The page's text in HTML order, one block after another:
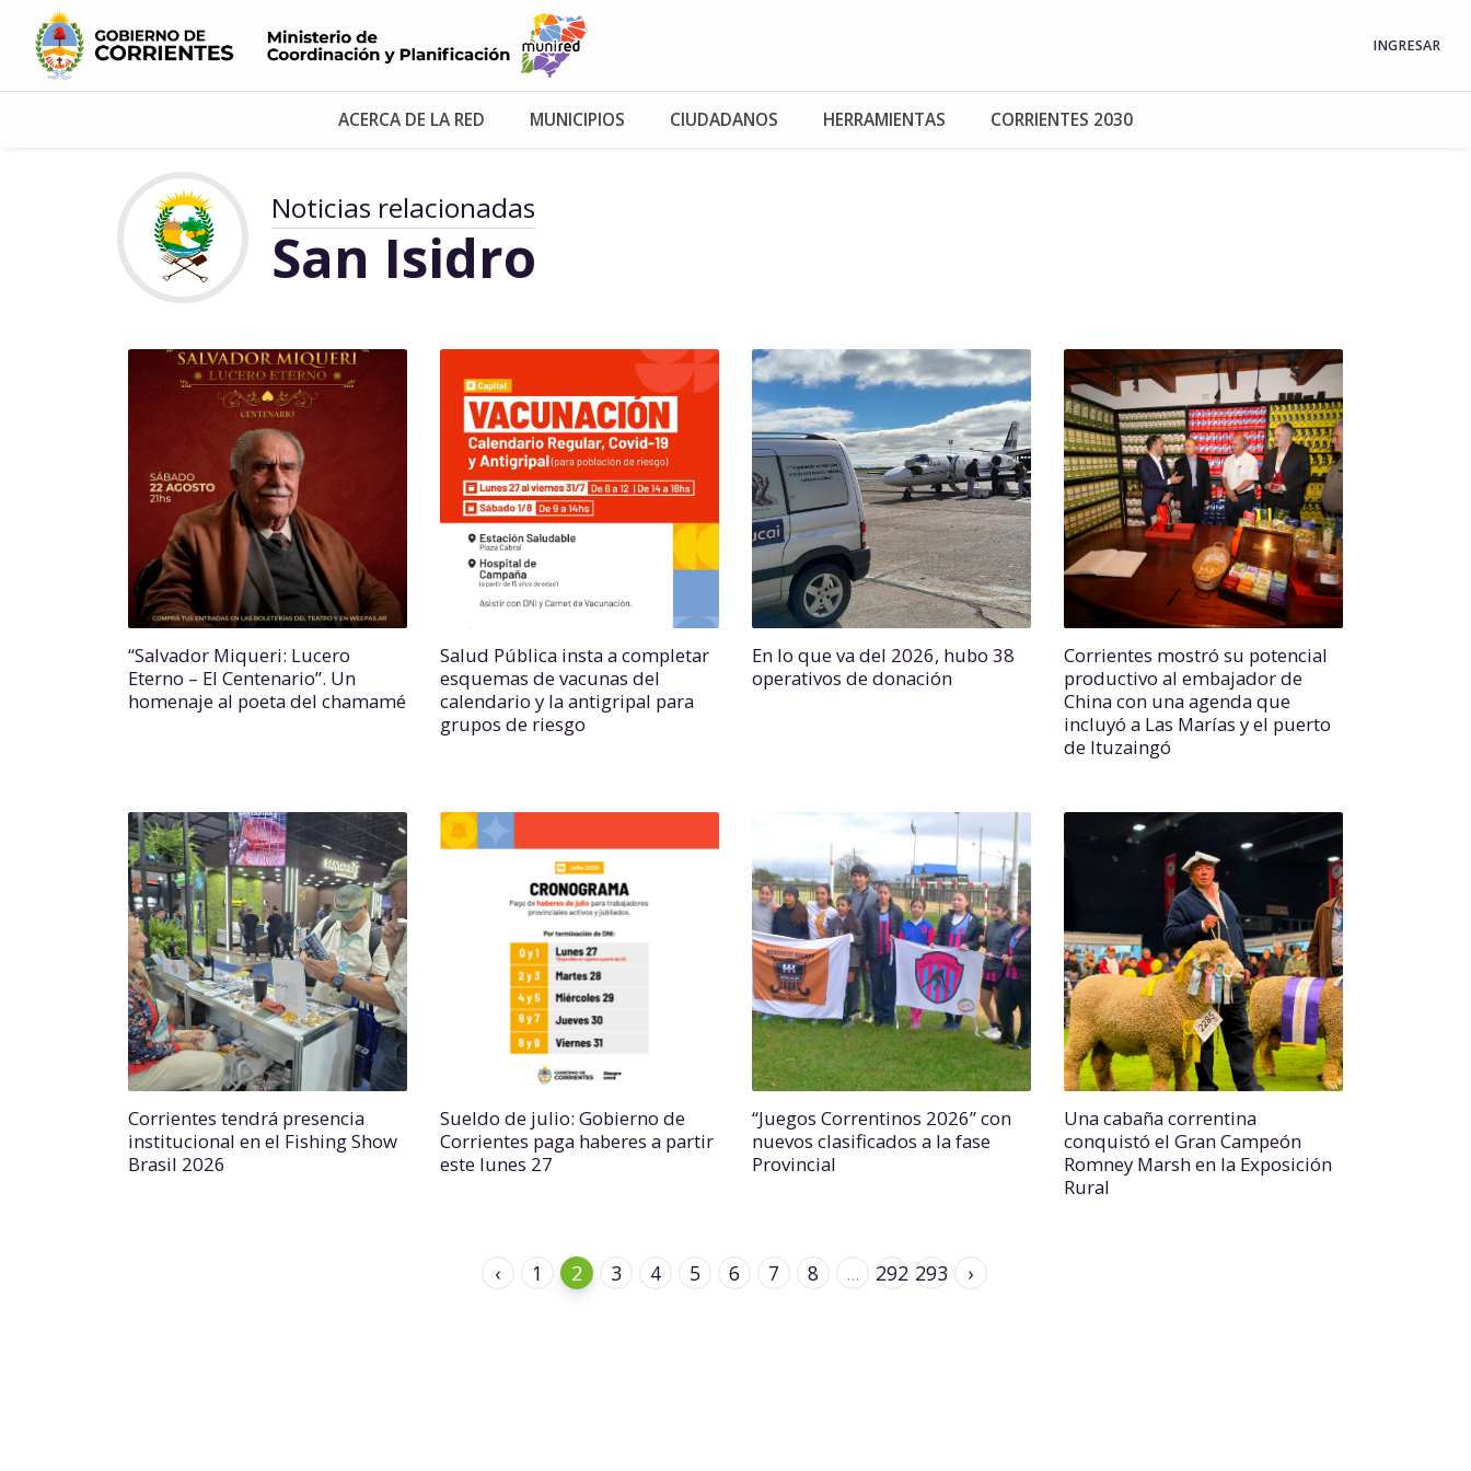
INGRESAR
ACERCA DE LA RED MUNICIPIOS CIUDADANOS HERRAMIENTAS CORRIENTES 2030
Noticias relacionadas
San Isidro
“Salvador Miqueri: Lucero
Eterno – El Centenario”. Un
homenaje al poeta del chamamé
Salud Pública insta a completar
esquemas de vacunas del
calendario y la antigripal para
grupos de riesgo
En lo que va del 2026, hubo 38
operativos de donación
Corrientes mostró su potencial
productivo al embajador de
China con una agenda que
incluyó a Las Marías y el puerto
de Ituzaingó
Corrientes tendrá presencia
institucional en el Fishing Show
Brasil 2026
Sueldo de julio: Gobierno de
Corrientes paga haberes a partir
este lunes 27
“Juegos Correntinos 2026” con
nuevos clasificados a la fase
Provincial
Una cabaña correntina
conquistó el Gran Campeón
Romney Marsh en la Exposición
Rural
‹ 1 2 3 4 5 6 7 8 ... 292 293 ›